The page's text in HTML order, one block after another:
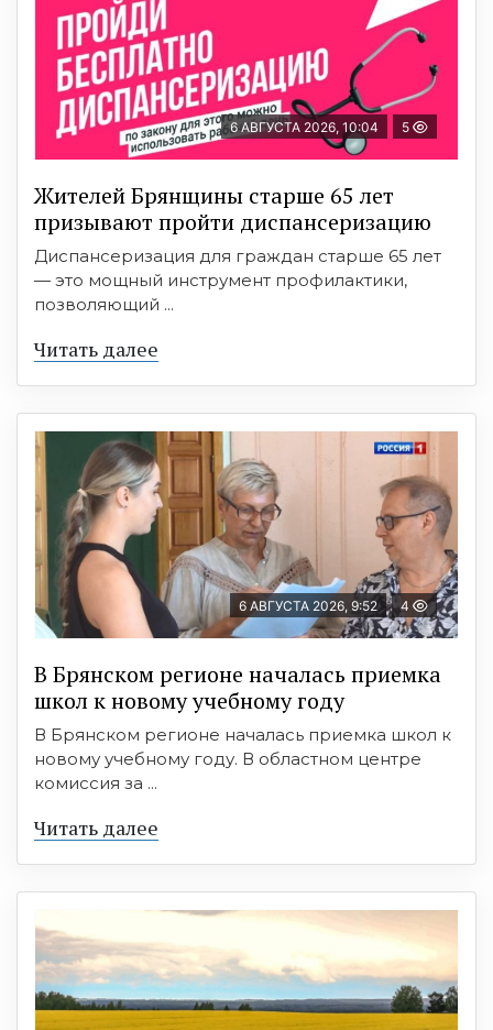
6 АВГУСТА 2026, 10:04 5
Жителей Брянщины старше 65 лет
призывают пройти диспансеризацию
Диспансеризация для граждан старше 65 лет
— это мощный инструмент профилактики,
позволяющий ...
Читать далее
6 АВГУСТА 2026, 9:52 4
В Брянском регионе началась приемка
школ к новому учебному году
В Брянском регионе началась приемка школ к
новому учебному году. В областном центре
комиссия за ...
Читать далее